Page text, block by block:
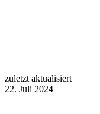
zuletzt aktualisiert
22. Juli 2024